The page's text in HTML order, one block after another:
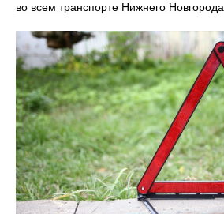
во всем транспорте Нижнего Новгорода